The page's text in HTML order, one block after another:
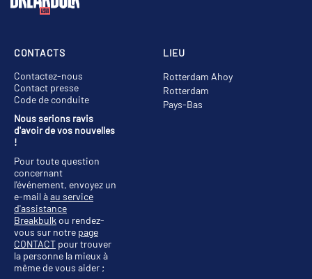
LIEU
Rotterdam Ahoy
Rotterdam
Pays-Bas
CONTACTS
Contactez-nous
Contact presse
Code de conduite
Nous serions ravis
d'avoir de vos nouvelles
!
Pour toute question
concernant
l'événement, envoyez un
e-mail àau service
d'assistance
Breakbulk ou rendez-
vous sur notre page
CONTACT pour trouver
la personne la mieux à
même de vous aider ;